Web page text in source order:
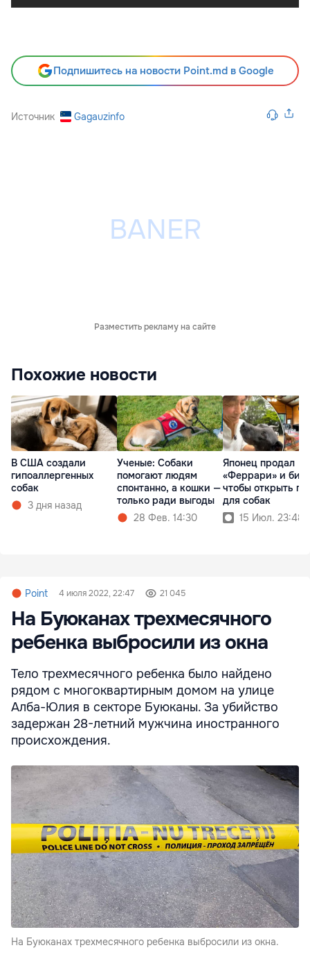
Подпишитесь на новости Point.md в Google
Источник Gagauzinfo
Разместить рекламу на сайте
Похожие новости
В США создали
гипоаллергенных
собак
3 дня назад
Ученые: Cобаки
помогают людям
спонтанно, а кошки —
только ради выгоды
28 Фев. 14:30
Японец продал
«Феррари» и
чтобы открыть
для собак
15 Июл. 23:48
Point 4 июля 2022, 22:47 21 045
На Буюканах трехмесячного
ребенка выбросили из окна
Тело трехмесячного ребенка было найдено
рядом с многоквартирным домом на улице
Алба-Юлия в секторе Буюканы. За убийство
задержан 28-летний мужчина иностранного
происхождения.
На Буюканах трехмесячного ребенка выбросили из окна.